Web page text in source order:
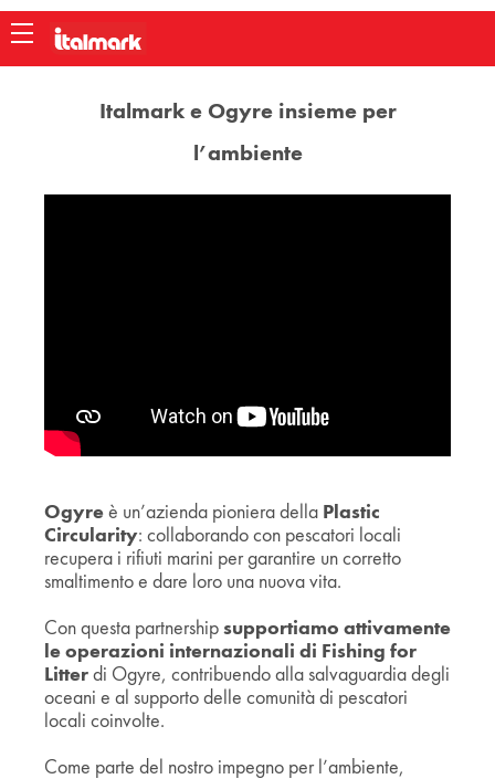
ACCEDI ALL'AREA RISERVATA
ACCEDI
CREA UN ACCOUNT SE NON SEI ANCORA REGISTRATO
REGISTRATI
Italmark e Ogyre insieme per
l’ambiente
Ogyre è un’azienda pioniera della Plastic
Circularity: collaborando con pescatori locali
recupera i rifiuti marini per garantire un corretto
smaltimento e dare loro una nuova vita.
Con questa partnership supportiamo attivamente
le operazioni internazionali di Fishing for
Litter di Ogyre, contribuendo alla salvaguardia degli
oceani e al supporto delle comunità di pescatori
locali coinvolte.
Come parte del nostro impegno per l’ambiente,